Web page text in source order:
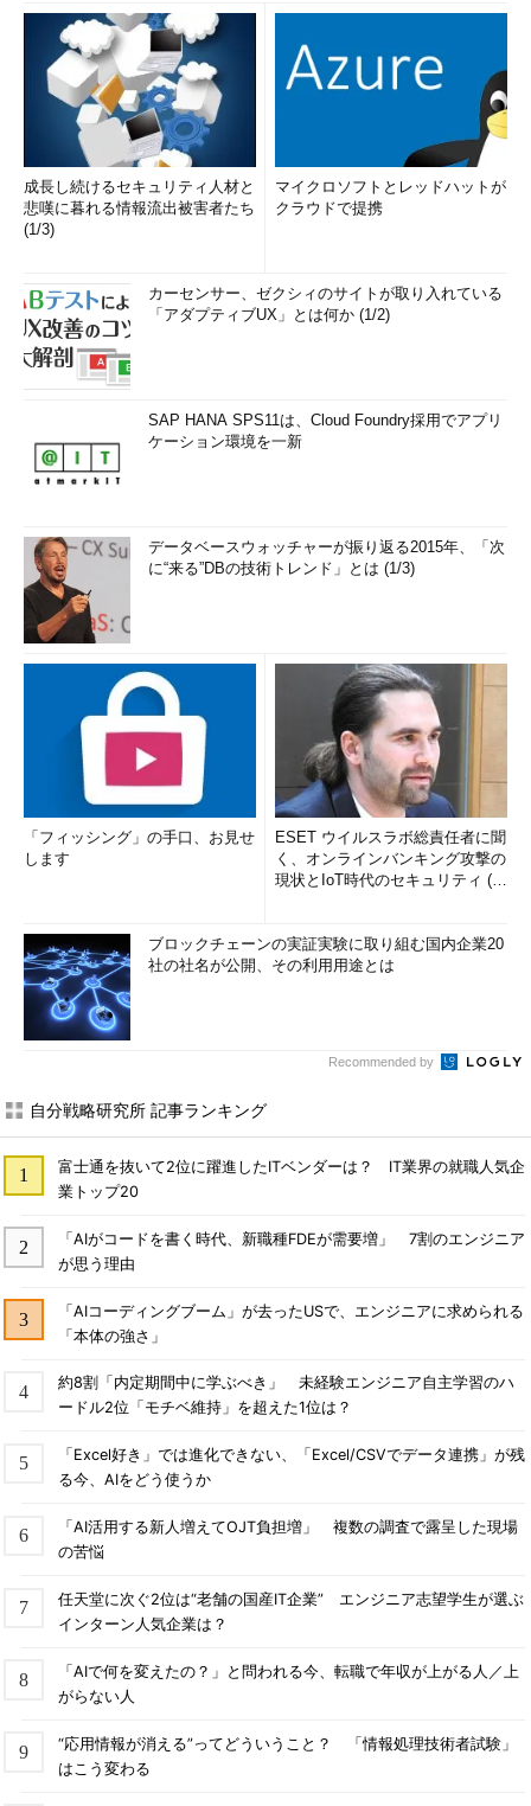
成長し続けるセキュリティ人材と
悲嘆に暮れる情報流出被害者たち
(1/3)
マイクロソフトとレッドハットが
クラウドで提携
カーセンサー、ゼクシィのサイトが取り入れている
「アダプティブUX」とは何か (1/2)
SAP HANA SPS11は、Cloud Foundry採用でアプリ
ケーション環境を一新
データベースウォッチャーが振り返る2015年、「次
に“来る”DBの技術トレンド」とは (1/3)
「フィッシング」の手口、お見せ
します
ESET ウイルスラボ総責任者に聞
く、オンラインバンキング攻撃の
現状とIoT時代のセキュリティ (1/
ブロックチェーンの実証実験に取り組む国内企業20
社の社名が公開、その利用用途とは
Recommended by
自分戦略研究所 記事ランキング
富士通を抜いて2位に躍進したITベンダーは？ IT業界の就職人気企
業トップ20
「AIがコードを書く時代、新職種FDEが需要増」 7割のエンジニア
が思う理由
「AIコーディングブーム」が去ったUSで、エンジニアに求められる
「本体の強さ」
約8割「内定期間中に学ぶべき」 未経験エンジニア自主学習のハ
ードル2位「モチベ維持」を超えた1位は？
「Excel好き」では進化できない、「Excel/CSVでデータ連携」が残
る今、AIをどう使うか
「AI活用する新人増えてOJT負担増」 複数の調査で露呈した現場
の苦悩
任天堂に次ぐ2位は“老舗の国産IT企業” エンジニア志望学生が選ぶ
インターン人気企業は？
「AIで何を変えたの？」と問われる今、転職で年収が上がる人／上
がらない人
“応用情報が消える”ってどういうこと？ 「情報処理技術者試験」
はこう変わる